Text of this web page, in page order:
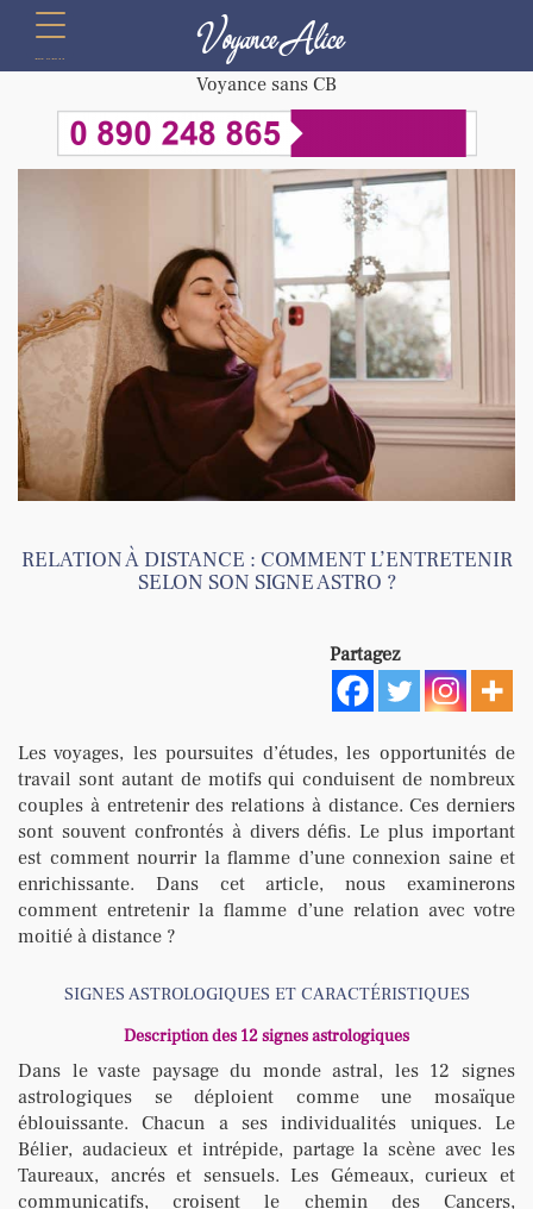
Voyance Alice
Voyance sans CB
RELATION À DISTANCE : COMMENT L’ENTRETENIR
SELON SON SIGNE ASTRO ?
Partagez
Les voyages, les poursuites d’études, les opportunités de
travail sont autant de motifs qui conduisent de nombreux
couples à entretenir des relations à distance. Ces derniers
sont souvent confrontés à divers défis. Le plus important
est comment nourrir la flamme d’une connexion saine et
enrichissante. Dans cet article, nous examinerons
comment entretenir la flamme d’une relation avec votre
moitié à distance ?
SIGNES ASTROLOGIQUES ET CARACTÉRISTIQUES
Description des 12 signes astrologiques
Dans le vaste paysage du monde astral, les 12 signes
astrologiques se déploient comme une mosaïque
éblouissante. Chacun a ses individualités uniques. Le
Bélier, audacieux et intrépide, partage la scène avec les
Taureaux, ancrés et sensuels. Les Gémeaux, curieux et
communicatifs, croisent le chemin des Cancers,
menu